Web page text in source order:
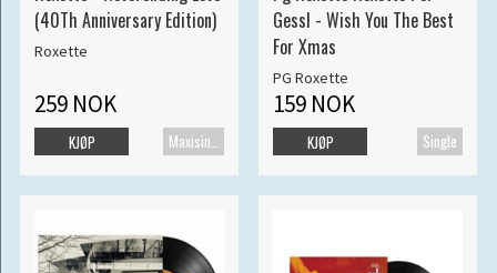
(40Th Anniversary Edition)
Roxette
259 NOK
Maxisingel
KJØP
Gessl - Wish You The Best
For Xmas
PG Roxette
159 NOK
Single
KJØP